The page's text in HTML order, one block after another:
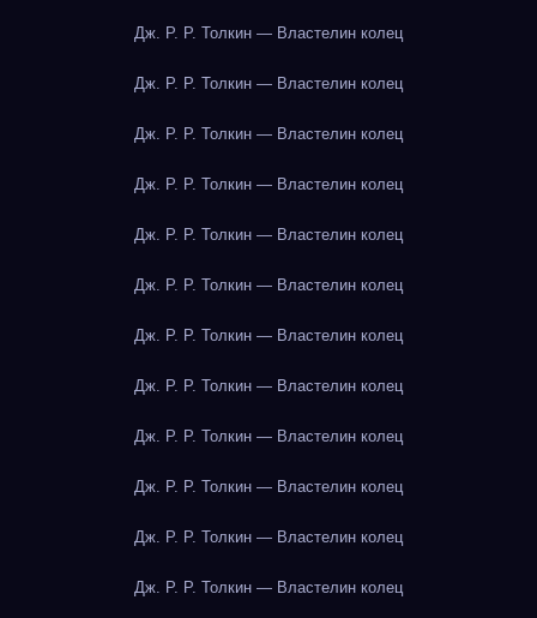
Дж. Р. Р. Толкин — Властелин колец
Дж. Р. Р. Толкин — Властелин колец
Дж. Р. Р. Толкин — Властелин колец
Дж. Р. Р. Толкин — Властелин колец
Дж. Р. Р. Толкин — Властелин колец
Дж. Р. Р. Толкин — Властелин колец
Дж. Р. Р. Толкин — Властелин колец
Дж. Р. Р. Толкин — Властелин колец
Дж. Р. Р. Толкин — Властелин колец
Дж. Р. Р. Толкин — Властелин колец
Дж. Р. Р. Толкин — Властелин колец
Дж. Р. Р. Толкин — Властелин колец